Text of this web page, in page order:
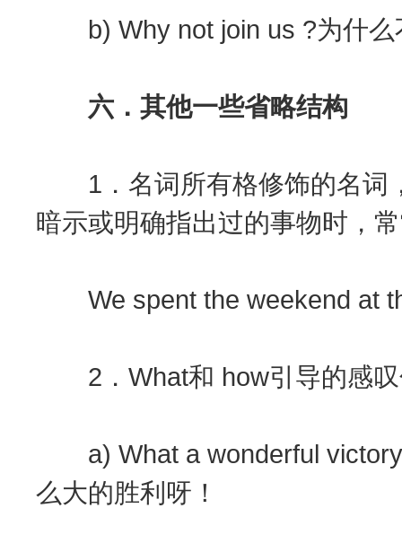
b) Why not join us ?为什么
六．其他一些省略结构
1．名词所有格修饰的名词
暗示或明确指出过的事物时，
We spent the weekend at
2．What和 how引导的感叹
a) What a wonderful victory
么大的胜利呀！